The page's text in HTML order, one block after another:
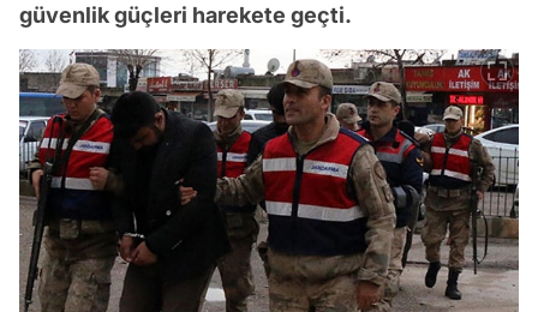
güvenlik güçleri harekete geçti.